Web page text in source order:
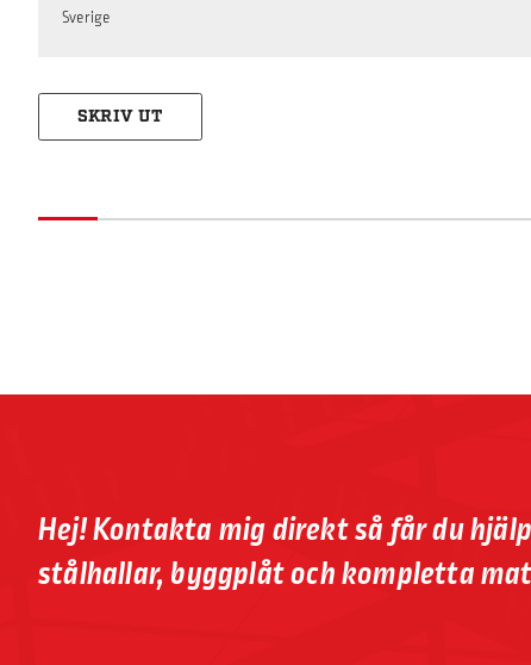
Sverige
SKRIV UT
Hej! Kontakta mig direkt så får du
stålhallar, byggplåt och kompletta